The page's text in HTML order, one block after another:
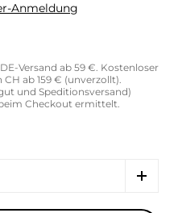
Anmeldung
Versand ab 59 €. Kostenloser
ab 159 € (unverzollt).
und Speditionsversand)
Checkout ermittelt.